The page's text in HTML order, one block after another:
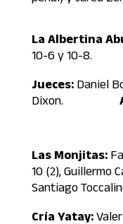
La Albertina
10-6 y 10-8.
Jueces: Daniel
Dixon.
Las Monjitas:
10 (2), Guillermo
Santiago
Cría Yatay: